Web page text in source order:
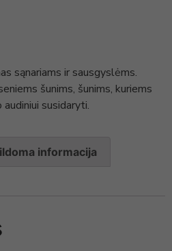
sąnariams ir sausgyslėms.
šunims, šunims, kuriems
susidaryti.
informacija